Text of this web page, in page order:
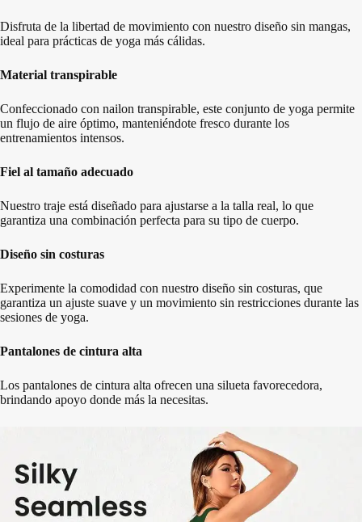
Disfruta de la libertad de movimiento con nuestro diseño sin mangas,
ideal para prácticas de yoga más cálidas.
Material transpirable
Confeccionado con nailon transpirable, este conjunto de yoga permite
un flujo de aire óptimo, manteniéndote fresco durante los
entrenamientos intensos.
Fiel al tamaño adecuado
Nuestro traje está diseñado para ajustarse a la talla real, lo que
garantiza una combinación perfecta para su tipo de cuerpo.
Diseño sin costuras
Experimente la comodidad con nuestro diseño sin costuras, que
garantiza un ajuste suave y un movimiento sin restricciones durante las
sesiones de yoga.
Pantalones de cintura alta
Los pantalones de cintura alta ofrecen una silueta favorecedora,
brindando apoyo donde más la necesitas.